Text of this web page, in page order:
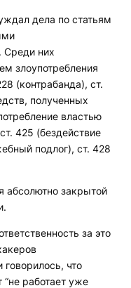
дела по статьям
Среди них
злоупотребления
(контрабанда), ст.
полученных
властью
425 (бездействие
подлог), ст. 428
абсолютно закрытой
за это
говорилось, что
работает уже